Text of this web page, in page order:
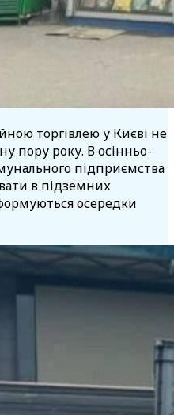
торгівлею у Києві не
пору року. В осінньо-
підприємства
в підземних
осередки